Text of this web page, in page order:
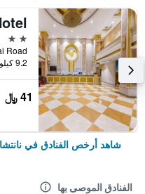
2 نجمتين
9.2 كيلومتر عن وسط المدينة
41 ﷼
شاهد أرخص الفنادق في
الفنادق الموصى بها